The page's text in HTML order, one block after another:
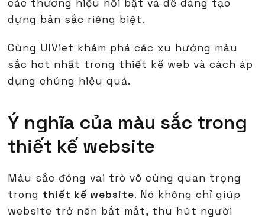
các thương hiệu nổi bật và dễ dàng tạo
dựng bản sắc riêng biệt.
Cùng UIViet khám phá các xu hướng màu
sắc hot nhất trong thiết kế web và cách áp
dụng chúng hiệu quả.
Ý nghĩa của màu sắc trong
thiết kế website
Màu sắc đóng vai trò vô cùng quan trọng
trong thiết kế website. Nó không chỉ giúp
website trở nên bắt mắt, thu hút người